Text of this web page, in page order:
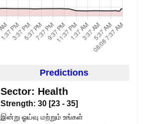
Predictions
Sector: Health
Strength: 30 [23 - 35]
இன்று ஓய்வு மற்றும் உங்கள்